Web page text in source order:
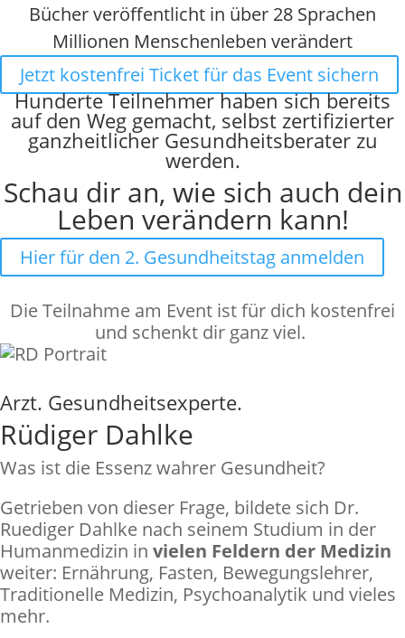
Bücher veröffentlicht in über 28 Sprachen
Millionen Menschenleben verändert
Jetzt kostenfrei Ticket für das Event sichern
Hunderte Teilnehmer haben sich bereits
auf den Weg gemacht, selbst zertifizierter
ganzheitlicher Gesundheitsberater zu
werden.
Schau dir an, wie sich auch dein
Leben verändern kann!
Hier für den 2. Gesundheitstag anmelden
Die Teilnahme am Event ist für dich kostenfrei
und schenkt dir ganz viel.
Arzt. Gesundheitsexperte.
Rüdiger Dahlke
Was ist die Essenz wahrer Gesundheit?
Getrieben von dieser Frage, bildete sich Dr.
Ruediger Dahlke nach seinem Studium in der
Humanmedizin in vielen Feldern der Medizin
weiter: Ernährung, Fasten, Bewegungslehrer,
Traditionelle Medizin, Psychoanalytik und vieles
mehr.